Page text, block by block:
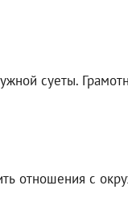
суеты.
отношения с